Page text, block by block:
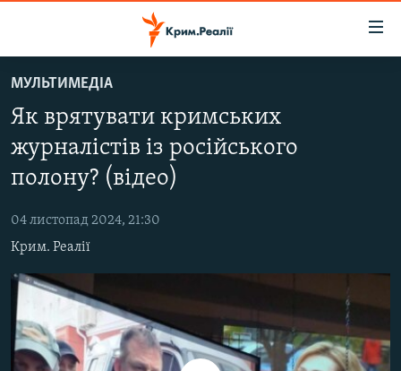
до
основного
матеріалу
Перейти
до
навігації
Перейти
до
пошуку
ВОДА.КРИМ
ВІДЕО ТА ФОТО
ПОЛІТИКА
БЛОГИ
ПОГЛЯД
ІНТЕРВ'Ю
ВСЕ ЗА ДЕНЬ
СПЕЦПРОЕКТИ
МУЛЬТИМЕДІА
Як врятувати кримських
журналістів із російського
полону? (відео)
04 листопад 2024, 21:30
Крим. Реалії